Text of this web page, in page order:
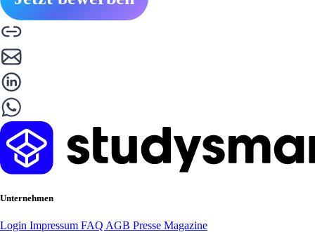
Unternehmen
Login Impressum FAQ AGB Presse Magazine